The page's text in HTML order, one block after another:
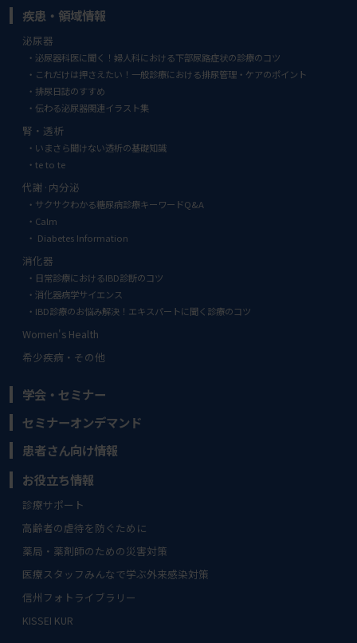
疾患・領域情報
泌尿器
泌尿器科医に聞く！婦人科における下部尿路症状の診療のコツ
これだけは押さえたい！一般診療における排尿管理・ケアのポイント
排尿日誌のすすめ
伝わる泌尿器関連イラスト集
腎・透析
いまさら聞けない透析の基礎知識
te to te
代謝·内分泌
サクサクわかる糖尿病診療キーワードQ&A
Calm
Diabetes Information
消化器
日常診療におけるIBD診断のコツ
消化器病学サイエンス
IBD診療のお悩み解決！エキスパートに聞く診療のコツ
Women's Health
希少疾病・その他
学会・セミナー
セミナーオンデマンド
患者さん向け情報
お役立ち情報
診療サポート
高齢者の虐待を防ぐために
薬局・薬剤師のための災害対策
医療スタッフみんなで学ぶ外来感染対策
信州フォトライブラリー
KISSEI KUR